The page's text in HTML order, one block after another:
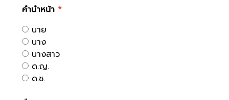
คำนำหน้า *
นาย
นาง
นางสาว
ด.ญ.
ด.ช.